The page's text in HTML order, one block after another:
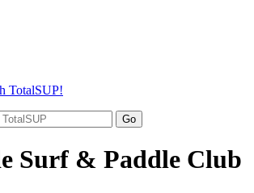
TotalSUP!
Go
Surf & Paddle Club